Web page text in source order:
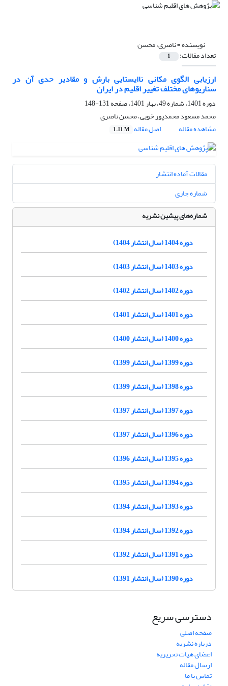
نویسنده =ناصری، محسن
تعداد مقالات: 1
ارزیابی الگوی مکانی ناایستایی بارش و مقادیر حدی آن در
سناریوهای مختلف تغییر اقلیم در ایران
دوره 1401، شماره 49، بهار 1401، صفحه
131-148
محمد مسعود محمدپور خویی، محسن ناصری
مشاهده مقاله
اصل مقاله 1.11 M
مقالات آماده انتشار
شماره جاری
شماره‌های پیشین نشریه
دوره 1404 (سال انتشار 1404)
دوره 1403 (سال انتشار 1403)
دوره 1402 (سال انتشار 1402)
دوره 1401 (سال انتشار 1401)
دوره 1400 (سال انتشار 1400)
دوره 1399 (سال انتشار 1399)
دوره 1398 (سال انتشار 1399)
دوره 1397 (سال انتشار 1397)
دوره 1396 (سال انتشار 1397)
دوره 1395 (سال انتشار 1396)
دوره 1394 (سال انتشار 1395)
دوره 1393 (سال انتشار 1394)
دوره 1392 (سال انتشار 1394)
دوره 1391 (سال انتشار 1392)
دوره 1390 (سال انتشار 1391)
دسترسی سریع
صفحه اصلی
درباره نشریه
اعضای هیات تحریریه
ارسال مقاله
تماس با ما